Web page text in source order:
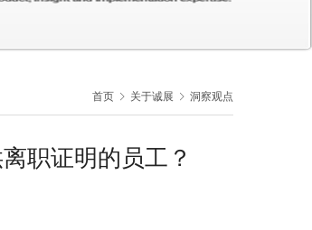
首页 关于诚展 洞察观点
职证明的员工？